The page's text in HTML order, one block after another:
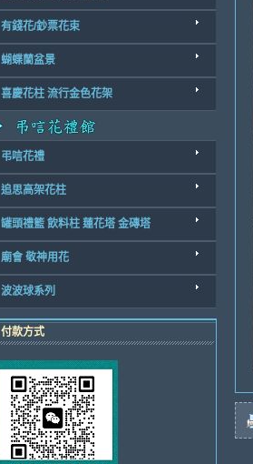
有錢花/鈔票花束
蝴蝶蘭盆景
喜慶花柱 流行金色花架
弔唁花禮
追思高架花柱
罐頭禮籃 飲料柱 蓮花塔 金磚塔
廟會 敬神用花
波波球系列
付款方式